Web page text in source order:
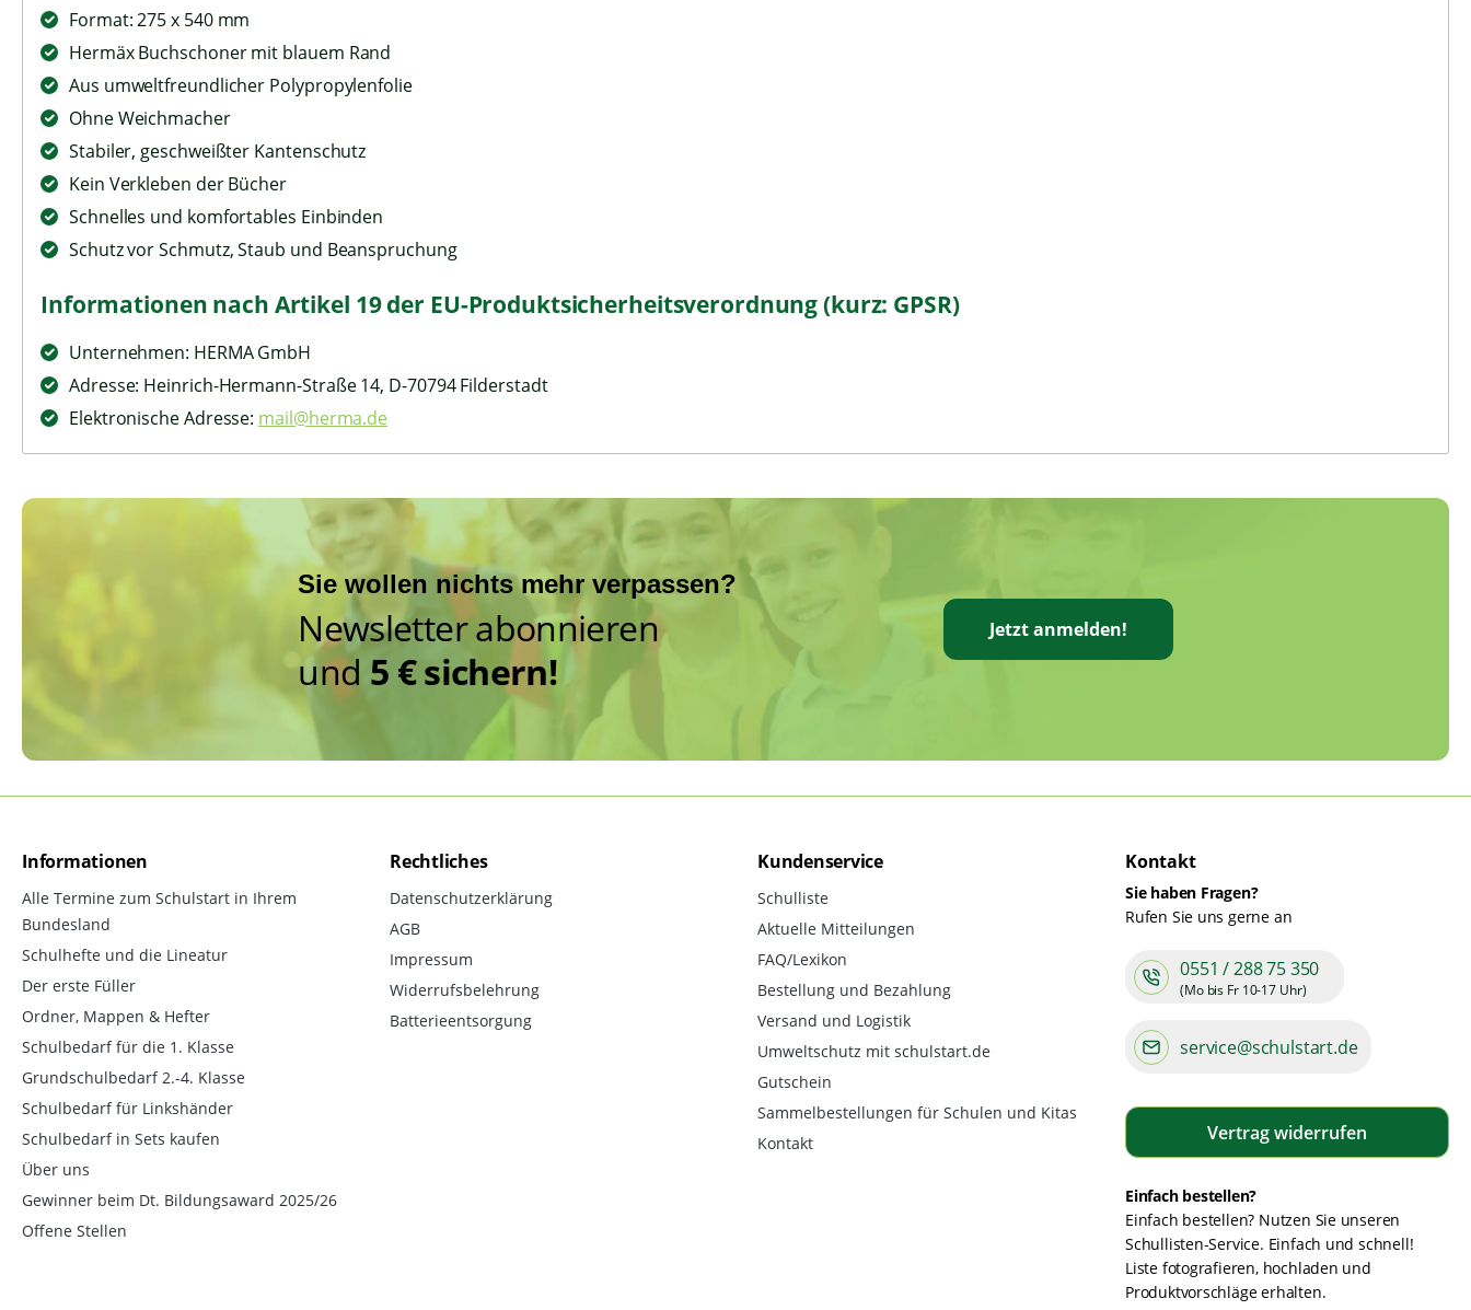
Format: 275 x 540 mm
Hermäx Buchschoner mit blauem Rand
Aus umweltfreundlicher Polypropylenfolie
Ohne Weichmacher
Stabiler, geschweißter Kantenschutz
Kein Verkleben der Bücher
Schnelles und komfortables Einbinden
Schutz vor Schmutz, Staub und Beanspruchung
Informationen nach Artikel 19 der EU-Produktsicherheitsverordnung (kurz: GPSR)
Unternehmen: HERMA GmbH
Adresse: Heinrich-Hermann-Straße 14, D-70794 Filderstadt
Elektronische Adresse: mail@herma.de
Sie wollen nichts mehr verpassen?
Newsletter abonnieren
und 5 € sichern!
Jetzt anmelden!
Informationen
Alle Termine zum Schulstart in Ihrem
Bundesland
Schulhefte und die Lineatur
Der erste Füller
Ordner, Mappen & Hefter
Schulbedarf für die 1. Klasse
Grundschulbedarf 2.-4. Klasse
Schulbedarf für Linkshänder
Schulbedarf in Sets kaufen
Über uns
Gewinner beim Dt. Bildungsaward 2025/26
Offene Stellen
Rechtliches
Datenschutzerklärung
AGB
Impressum
Widerrufsbelehrung
Batterieentsorgung
Kundenservice
Schulliste
Aktuelle Mitteilungen
FAQ/Lexikon
Bestellung und Bezahlung
Versand und Logistik
Umweltschutz mit schulstart.de
Gutschein
Sammelbestellungen für Schulen und Kitas
Kontakt
Kontakt
Sie haben Fragen?
Rufen Sie uns gerne an
0551 / 288 75 350
(Mo bis Fr 10-17 Uhr)
service@schulstart.de
Vertrag widerrufen
Einfach bestellen?
Einfach bestellen? Nutzen Sie unseren
Schullisten-Service. Einfach und schnell!
Liste fotografieren, hochladen und
Produktvorschläge erhalten.